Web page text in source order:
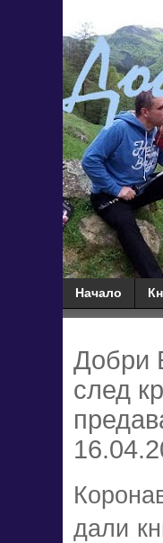
Начало
Добри
след
дали